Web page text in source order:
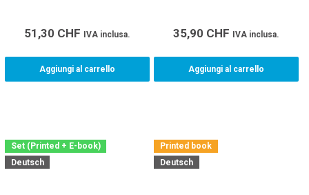
51,30 CHF IVA inclusa.
Aggiungi al carrello
35,90 CHF IVA inclusa.
Aggiungi al carrello
Set (Printed + E-book)
Deutsch
Printed book
Deutsch